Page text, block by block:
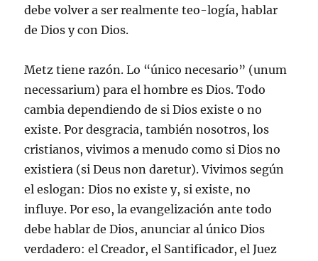
debe volver a ser realmente teo-logía, hablar
de Dios y con Dios.
Metz tiene razón. Lo “único necesario” (unum
necessarium) para el hombre es Dios. Todo
cambia dependiendo de si Dios existe o no
existe. Por desgracia, también nosotros, los
cristianos, vivimos a menudo como si Dios no
existiera (si Deus non daretur). Vivimos según
el eslogan: Dios no existe y, si existe, no
influye. Por eso, la evangelización ante todo
debe hablar de Dios, anunciar al único Dios
verdadero: el Creador, el Santificador, el Juez